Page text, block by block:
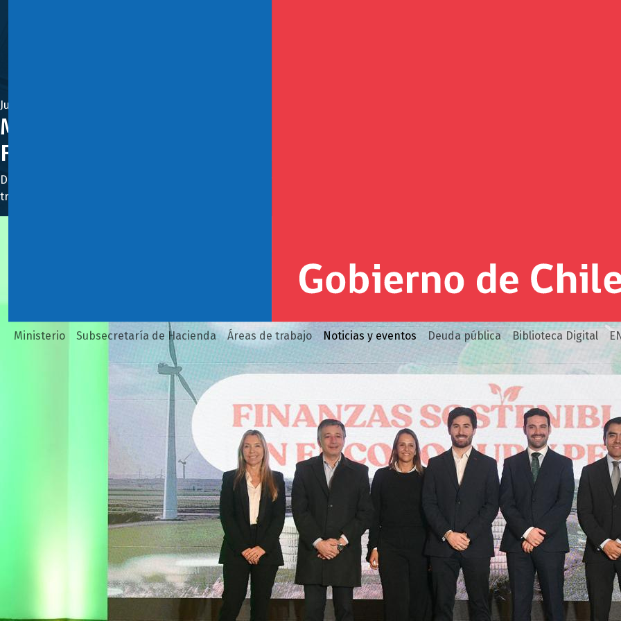
Ministerio Subsecretaría de Hacienda Áreas de trabajo Noticias y eventos Deuda pública Biblioteca Digital
Julio 9, 2025
Ministerio de Hacienda, UNEP FI, BancoEstado y CAF
Finanzas Sostenibles en América Latina
Durante tres días, representantes del Cono Sur y Perú dialogaron en Santiago sobre financiamiento climático,
transición justa y sostenible en la región.